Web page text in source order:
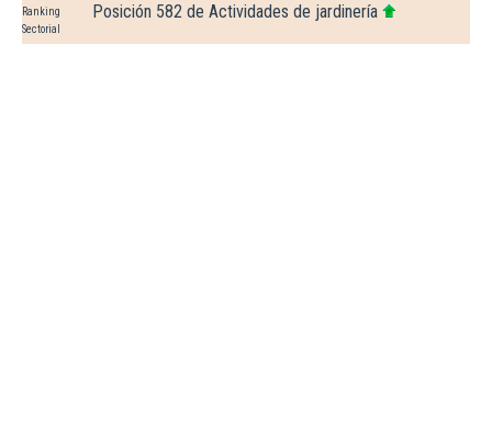
Ranking
Sectorial
Posición 582 de Actividades de jardinería